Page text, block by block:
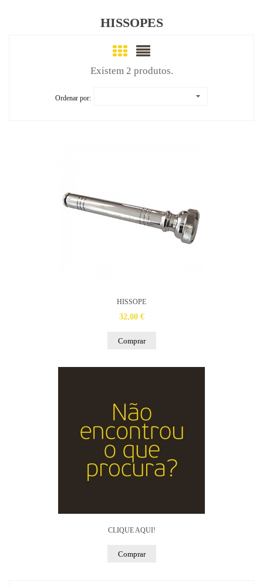
HISSOPES
Existem 2 produtos.
Ordenar por:
HISSOPE
32,00 €
Comprar
CLIQUE AQUI!
Comprar